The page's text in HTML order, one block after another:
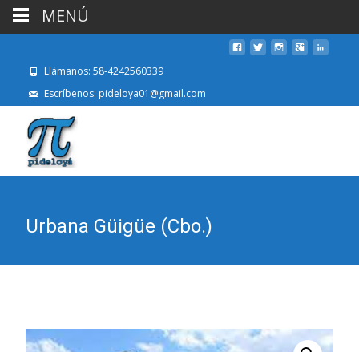
Llámanos: 58-4242560339
Escríbenos: pideloya01@gmail.com
Urbana Güigüe (Cbo.)
MENÚ